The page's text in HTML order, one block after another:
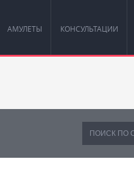
АМУЛЕТЫ КОНСУЛЬТАЦИИ